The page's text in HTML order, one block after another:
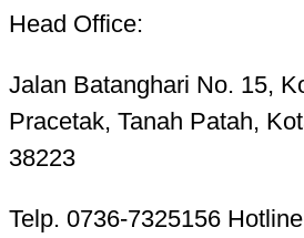
Head Office:
Jalan Batanghari No. 15,
Pracetak, Tanah Patah,
38223
Telp. 0736-7325156